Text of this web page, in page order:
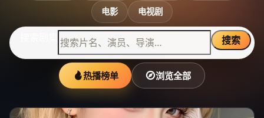
电影
电视剧
搜索
热播榜单 浏览全部